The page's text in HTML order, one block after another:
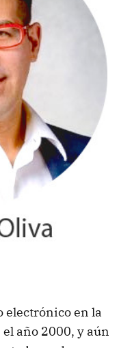
electrónico en la
año 2000, y aún